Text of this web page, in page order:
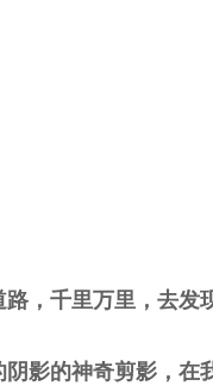
，千里万里，去发
影的神奇剪影，在